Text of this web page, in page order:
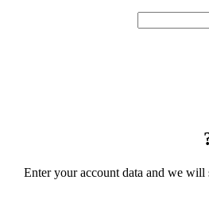
Enter your account data and we